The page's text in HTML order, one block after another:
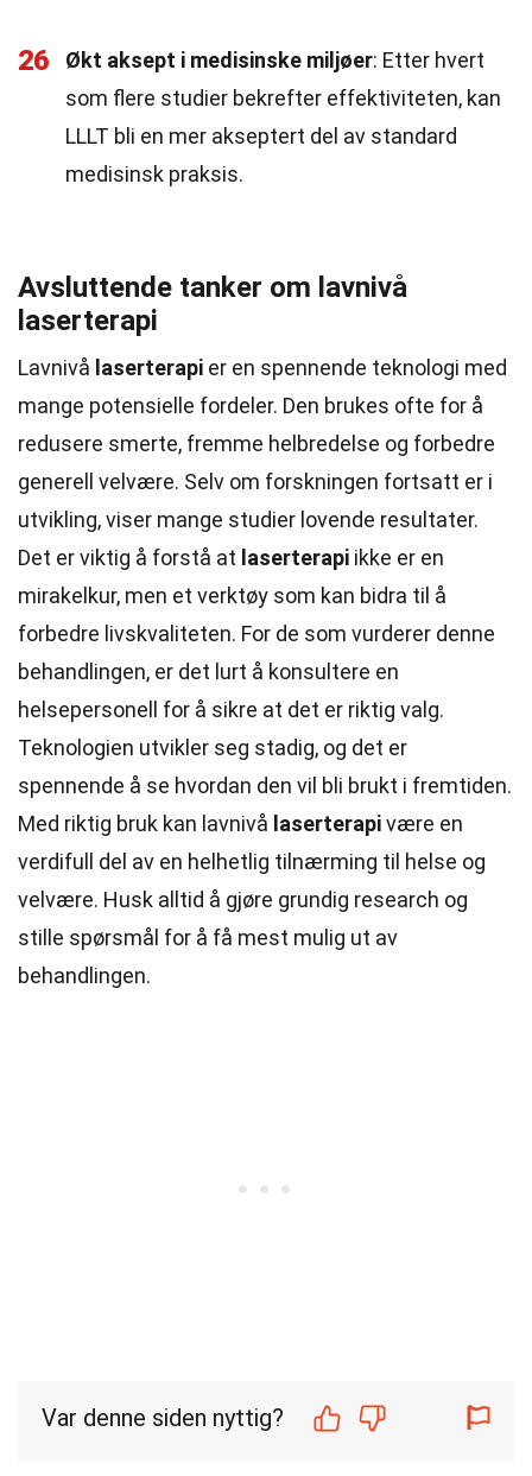
26 Økt aksept i medisinske miljøer: Etter hvert
som flere studier bekrefter effektiviteten, kan
LLLT bli en mer akseptert del av standard
medisinsk praksis.
Avsluttende tanker om lavnivå
laserterapi
Lavnivå laserterapi er en spennende teknologi med
mange potensielle fordeler. Den brukes ofte for å
redusere smerte, fremme helbredelse og forbedre
generell velvære. Selv om forskningen fortsatt er i
utvikling, viser mange studier lovende resultater.
Det er viktig å forstå at laserterapi ikke er en
mirakelkur, men et verktøy som kan bidra til å
forbedre livskvaliteten. For de som vurderer denne
behandlingen, er det lurt å konsultere en
helsepersonell for å sikre at det er riktig valg.
Teknologien utvikler seg stadig, og det er
spennende å se hvordan den vil bli brukt i fremtiden.
Med riktig bruk kan lavnivå laserterapivære en
verdifull del av en helhetlig tilnærming til helse og
velvære. Husk alltid å gjøre grundig research og
stille spørsmål for å få mest mulig ut av
behandlingen.
Var denne siden nyttig?